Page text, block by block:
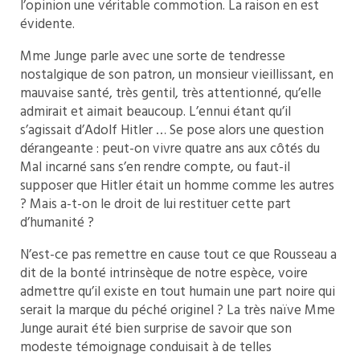
l’opinion une véritable commotion. La raison en est
évidente.
Mme Junge parle avec une sorte de tendresse
nostalgique de son patron, un monsieur vieillissant, en
mauvaise santé, très gentil, très attentionné, qu’elle
admirait et aimait beaucoup. L’ennui étant qu’il
s’agissait d’Adolf Hitler … Se pose alors une question
dérangeante : peut-on vivre quatre ans aux côtés du
Mal incarné sans s’en rendre compte, ou faut-il
supposer que Hitler était un homme comme les autres
? Mais a-t-on le droit de lui restituer cette part
d’humanité ?
N’est-ce pas remettre en cause tout ce que Rousseau a
dit de la bonté intrinsèque de notre espèce, voire
admettre qu’il existe en tout humain une part noire qui
serait la marque du péché originel ? La très naïve Mme
Junge aurait été bien surprise de savoir que son
modeste témoignage conduisait à de telles